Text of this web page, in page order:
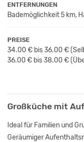
ENTFERNUNGEN
Bademöglichkeit 5 km,
PREISE
34.00 € bis 36.00 €
36.00 € bis 38.00 €
Großküche mit
Ideal für Familien und
Geräumiger